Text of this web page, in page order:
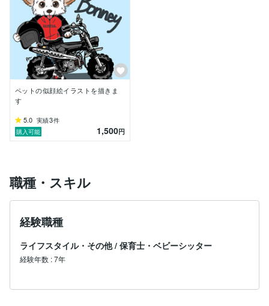
ペットの似顔絵イラストを描きま
す
5.0 実績3件
購入可能
1,500円
職種・スキル
経験職種
ライフスタイル・その他 / 保育士・ベビーシッター
経験年数 :7年